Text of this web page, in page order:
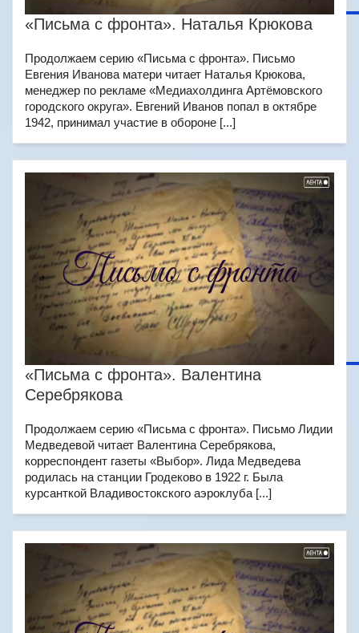
«Письма с фронта». Наталья Крюкова
Продолжаем серию «Письма с фронта». Письмо
Евгения Иванова матери читает Наталья Крюкова,
менеджер по рекламе «Медиахолдинга Артёмовского
городского округа». Евгений Иванов попал в октябре
1942, принимал участие в обороне [...]
«Письма с фронта». Валентина
Серебрякова
Продолжаем серию «Письма с фронта». Письмо Лидии
Медведевой читает Валентина Серебрякова,
корреспондент газеты «Выбор». Лида Медведева
родилась на станции Гродеково в 1922 г. Была
курсанткой Владивостокского аэроклуба [...]